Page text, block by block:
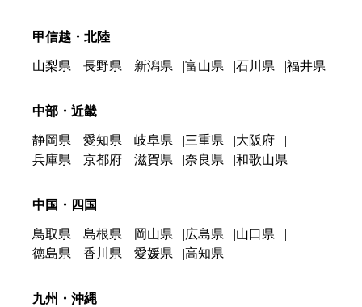
甲信越・北陸
山梨県 長野県 新潟県 富山県 石川県 福井県
中部・近畿
静岡県 愛知県 岐阜県 三重県
大阪府
兵庫県
京都府 滋賀県 奈良県 和歌山県
中国・四国
鳥取県 島根県 岡山県 広島県
山口県
徳島県
香川県 愛媛県 高知県
九州・沖縄